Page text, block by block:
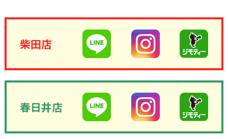
柴田店
春日井店